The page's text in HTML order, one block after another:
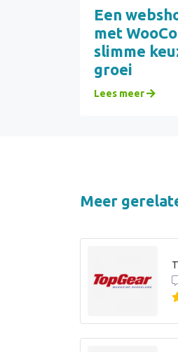
Een
met
slimme
groei
Lees meer
Meer